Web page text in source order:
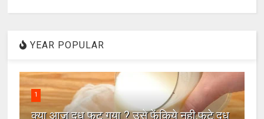
YEAR POPULAR
1
क्या आज दूध फट गया ? उसे फेंकिये नही.फटे दूध